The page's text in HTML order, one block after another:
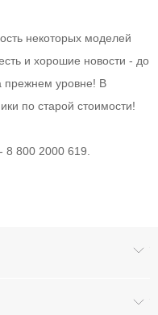
некоторых моделей
и хорошие новости - до
прежнем уровне! В
по старой стоимости!
800 2000 619.